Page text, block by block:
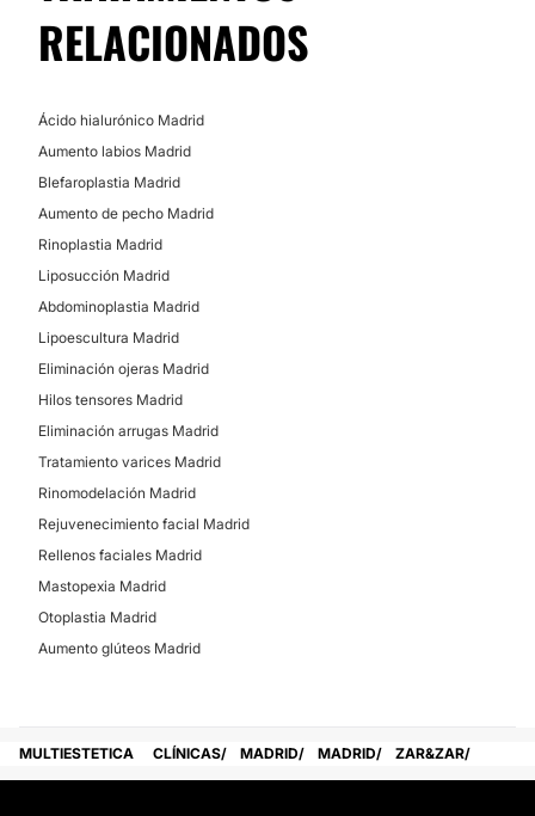
RELACIONADOS
Ácido hialurónico Madrid
Aumento labios Madrid
Blefaroplastia Madrid
Aumento de pecho Madrid
Rinoplastia Madrid
Liposucción Madrid
Abdominoplastia Madrid
Lipoescultura Madrid
Eliminación ojeras Madrid
Hilos tensores Madrid
Eliminación arrugas Madrid
Tratamiento varices Madrid
Rinomodelación Madrid
Rejuvenecimiento facial Madrid
Rellenos faciales Madrid
Mastopexia Madrid
Otoplastia Madrid
Aumento glúteos Madrid
MULTIESTETICA CLÍNICAS MADRID MADRID ZAR&ZAR